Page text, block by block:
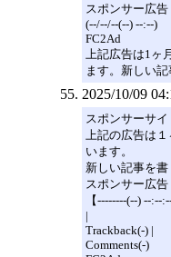
スポンサー広告
(--/--/--(--) --:--)
FC2Ad
上記広告は1ヶ
ます。新しい
2025/10/09
スポンサーサイ
上記の広告は
います。
新しい記事を書
スポンサー広告
【--------(--) --:--:--
|
Trackback(-) |
Comments(-)